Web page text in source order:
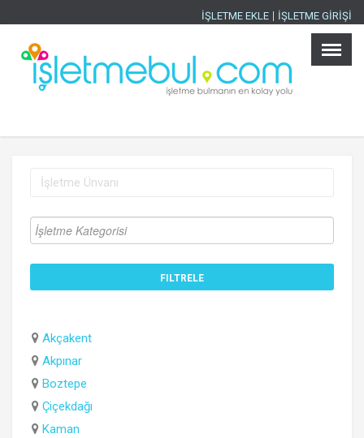
İŞLETME EKLE İŞLETME GİRİŞİ
Akçakent
Akpınar
Boztepe
Çiçekdağı
Kaman
×
İşletmeler
Ürünler
İşletme Girişi